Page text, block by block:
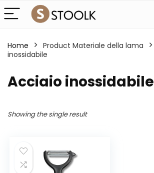
Home Product Materiale della lama
inossidabile
‎Acciaio inossidabile
Showing the single result